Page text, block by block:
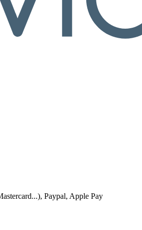
Paypal, Apple Pay